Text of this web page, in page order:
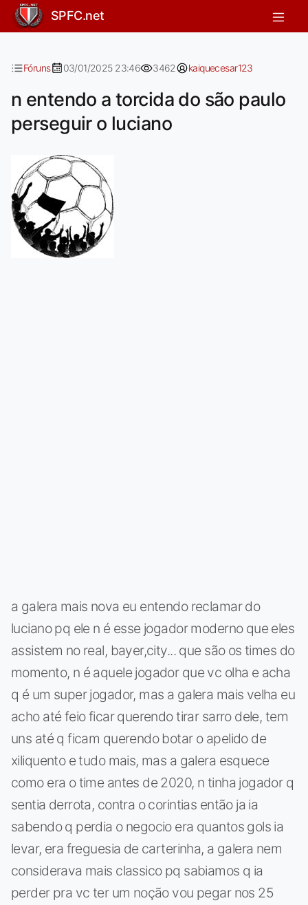
n entendo a torcida do são paulo
SPFC.net
Fóruns 03/01/2025 23:46 3462 kaiquecesar123
n entendo a torcida do são paulo
perseguir o luciano
a galera mais nova eu entendo reclamar do
luciano pq ele n é esse jogador moderno que eles
assistem no real, bayer,city... que são os times do
momento, n é aquele jogador que vc olha e acha
q é um super jogador, mas a galera mais velha eu
acho até feio ficar querendo tirar sarro dele, tem
uns até q ficam querendo botar o apelido de
xiliquento e tudo mais, mas a galera esquece
como era o time antes de 2020, n tinha jogador q
sentia derrota, contra o corintias então ja ia
sabendo q perdia o negocio era quantos gols ia
levar, era freguesia de carterinha, a galera nem
considerava mais classico pq sabiamos q ia
perder pra vc ter um noção vou pegar nos 25